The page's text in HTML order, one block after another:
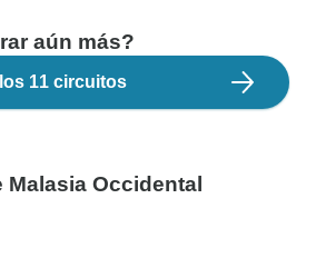
aún más?
11 circuitos
Occidental